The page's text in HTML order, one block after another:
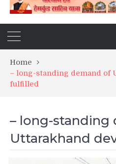
Home
– long-standing demand of
fulfilled
– long-standing
Uttarakhand